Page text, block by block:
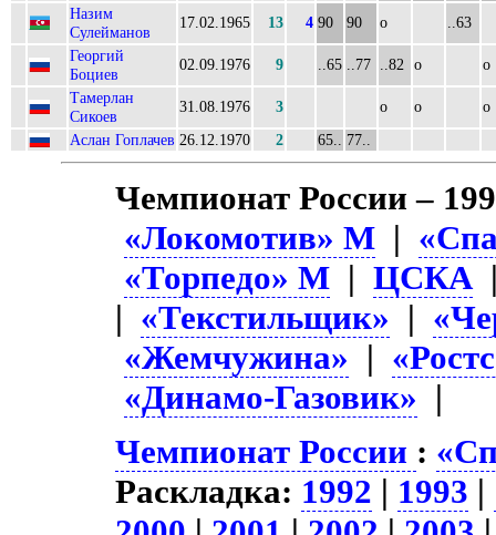
Назим
Сулейманов
17.02.1965 13 4 90 90 о
..63
Георгий
Боциев
02.09.1976 9 ..65 ..77 ..82 о
о
Тамерлан
Сикоев
31.08.1976 3 о о
о
Аслан Гоплачев 26.12.1970 2 65.. 77..
Чемпионат России –
«Локомотив» М |
«Торпедо» М |ЦСКА
| «Текстильщик» |
«Жемчужина» |
«Динамо-Газовик» |
Чемпионат России :
Раскладка: 1992 | 1993 |